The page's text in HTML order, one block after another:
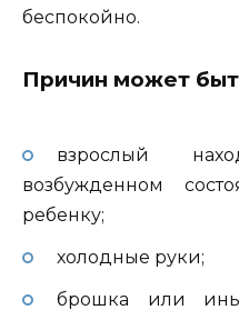
беспокойно.
Причин может
взрослый
возбужденном
ребенку;
холодные руки;
брошка или